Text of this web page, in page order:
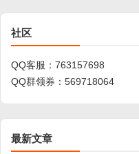
社区
QQ客服： 763157698
QQ群领券： 569718064
最新文章